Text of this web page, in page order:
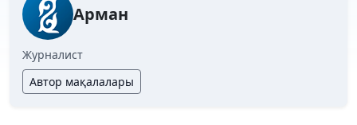
Арман
Журналист
Автор мақалалары